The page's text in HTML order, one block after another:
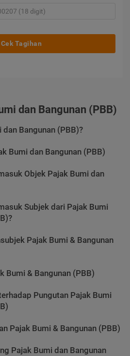
Cek Tagihan
dan Bangunan (PBB)
Bangunan (PBB)?
Bumi dan Bangunan (PBB)
Objek Pajak Bumi dan
Subjek dari Pajak Bumi
Pajak Bumi & Bangunan
Bumi & Bangunan (PBB)
Pungutan Pajak Bumi
Pajak Bumi & Bangunan (PBB)
Pajak Bumi dan Bangunan